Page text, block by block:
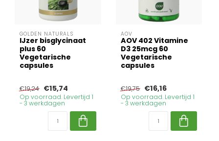
GOLDEN NATURALS
IJzer bisglycinaat
plus 60
Vegetarische
capsules
€19,24 €15,74
Op voorraad. Levertijd 1
- 3 werkdagen
AOV
AOV 402 Vitamine
D3 25mcg 60
Vegetarische
capsules
€19,75 €16,16
Op voorraad. Levertijd 1
- 3 werkdagen